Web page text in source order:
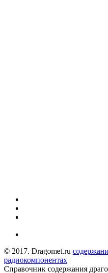
© 2017. Dragomet.ru
радиокомпонентах
Справочник содержания